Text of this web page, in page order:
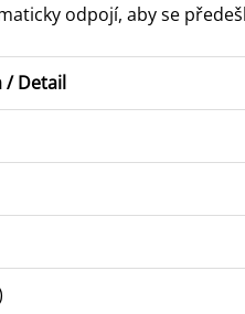
odpojí, aby se
/ Detail